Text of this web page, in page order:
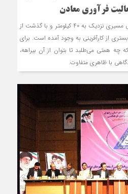
فرآوری معادن
با عبور از شهرستان بردسکن و طی مسیری نزدیک به 40 کیلومتر و با گذشت از
از کارآفرینی به وجود آمده است. برای
همتی می‌طلبد تا بتوان از آن بیراهه،
با ظاهری متفاوت.